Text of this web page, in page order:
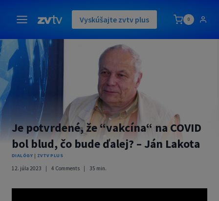
content
Vyskúšajte zvtv plus 0
Je potvrdené, že “vakcína“ na COVID
bol blud, čo bude ďalej? – Ján Lakota
DIALÓGY | ZVTV PLUS
12. júla 2023 4 Comments 35 min.